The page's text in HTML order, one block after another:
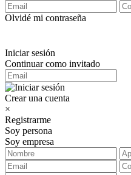
Olvidé mi contraseña
Iniciar sesión
Continuar como invitado
Crear una cuenta
×
Registrarme
Soy persona
Soy empresa